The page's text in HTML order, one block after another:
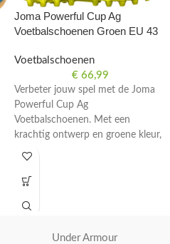
Joma Powerful Cup Ag
Voetbalschoenen Groen EU 43
Voetbalschoenen
€ 66,99
Verbeter jouw spel met de Joma
Powerful Cup Ag
Voetbalschoenen. Met een
krachtig ontwerp en groene kleur,
43.
Under Armour